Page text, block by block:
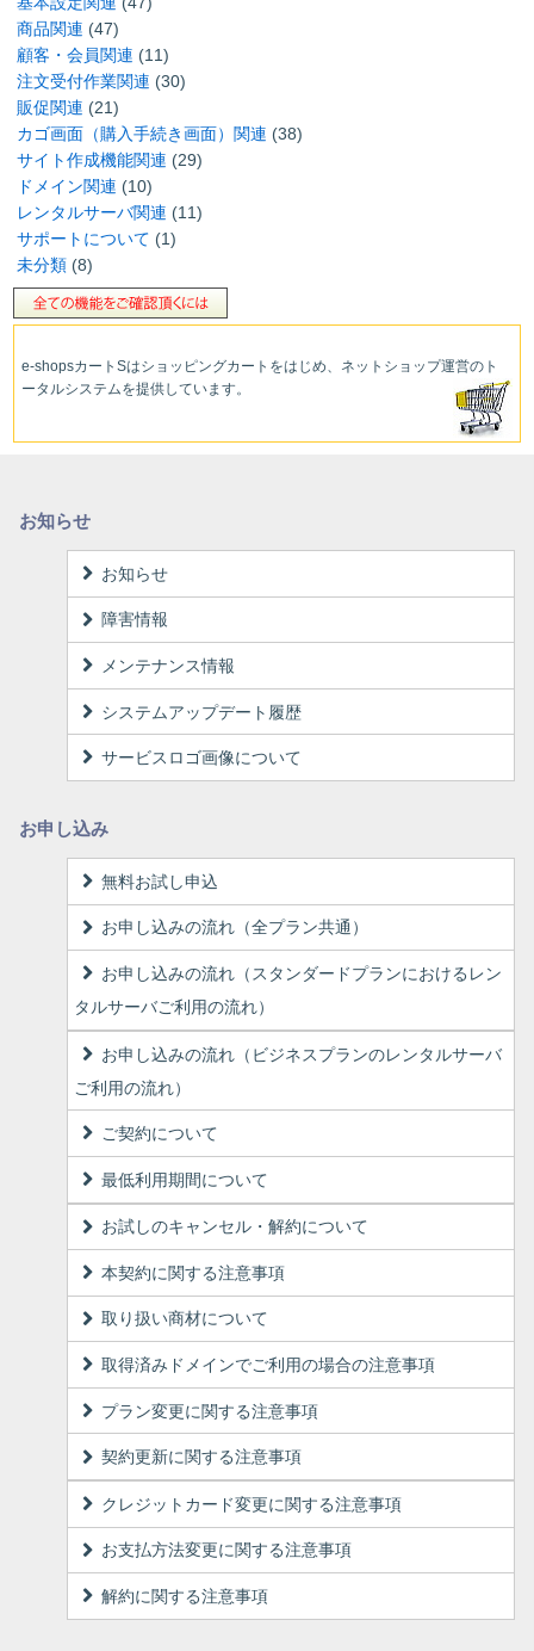
商品関連 (47)
顧客・会員関連 (11)
注文受付作業関連 (30)
販促関連 (21)
カゴ画面（購入手続き画面）関連 (38)
サイト作成機能関連 (29)
ドメイン関連 (10)
レンタルサーバ関連 (11)
サポートについて (1)
未分類(8)
e-shopsカートSはショッピングカートをはじめ、ネットショップ運営のト
ータルシステムを提供しています。
お知らせ
お知らせ
障害情報
メンテナンス情報
システムアップデート履歴
サービスロゴ画像について
お申し込み
無料お試し申込
お申し込みの流れ（全プラン共通）
お申し込みの流れ（スタンダードプランにおけるレン
タルサーバご利用の流れ）
お申し込みの流れ（ビジネスプランのレンタルサーバ
ご利用の流れ）
ご契約について
最低利用期間について
お試しのキャンセル・解約について
本契約に関する注意事項
取り扱い商材について
取得済みドメインでご利用の場合の注意事項
プラン変更に関する注意事項
契約更新に関する注意事項
クレジットカード変更に関する注意事項
お支払方法変更に関する注意事項
解約に関する注意事項